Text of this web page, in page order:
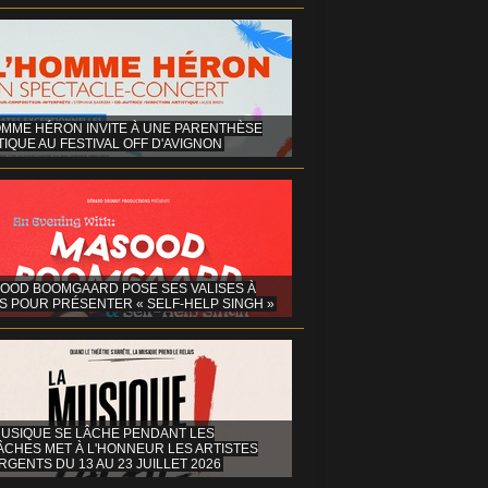
HÉRON INVITE À UNE PARENTHÈSE
AU FESTIVAL OFF D'AVIGNON
BOOMGAARD POSE SES VALISES À
POUR PRÉSENTER « SELF-HELP SINGH »
SE LÂCHE PENDANT LES
MET À L'HONNEUR LES ARTISTES
DU 13 AU 23 JUILLET 2026